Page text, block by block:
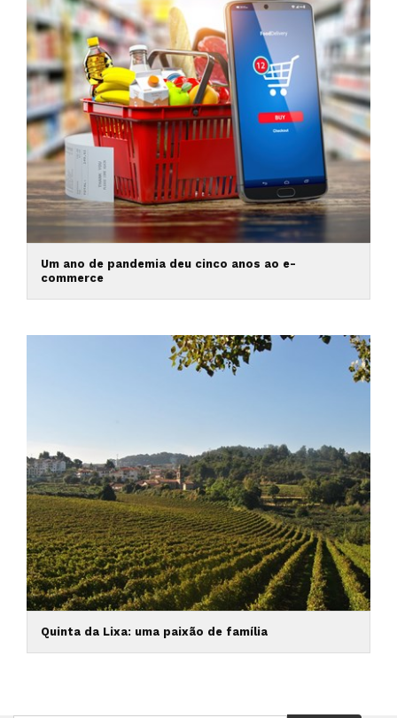
Um ano de pandemia deu cinco anos ao e-
commerce
Quinta da Lixa: uma paixão de família